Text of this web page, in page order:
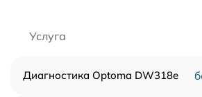
Услуга
Диагностика Optoma DW318e